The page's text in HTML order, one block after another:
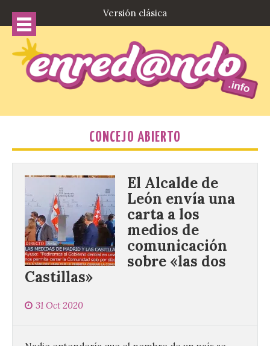
Versión clásica
CONCEJO ABIERTO
El Alcalde de
León envía una
carta a los
medios de
comunicación
sobre «las dos
Castillas»
31 Oct 2020